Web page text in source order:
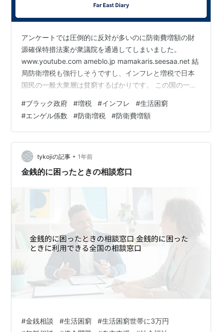
アンケートでは圧倒的に反対が多いのに防衛費増額の財
源確保特措法案が衆議院を通過してしまいました。
www.youtube.com ameblo.jp mamakaris.seesaa.net 結
局防衛増税も強行しそうですし、インフレと増税で日本
国民の一般大衆層は貧窮するばかりです。 この国の一般
に対する防衛力」を増強する必要がありそうです。 ブラ
ック企業並みのブラック政府になってしまっているよう
なのですが、何でこんなことになってしまったのでしょ
うか？
#ブラック政府 #増税 #インフレ #生活困窮
#エンゲル係数 #防衛増税 #防衛費増額
tykojiの記事 • 1年前
金銭的に困ったときの相談窓口
#金銭相談 #生活困窮 #生活困窮世帯に3万円